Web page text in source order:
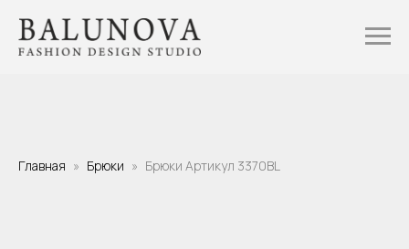
Главная Брюки Брюки Артикул 3370BL